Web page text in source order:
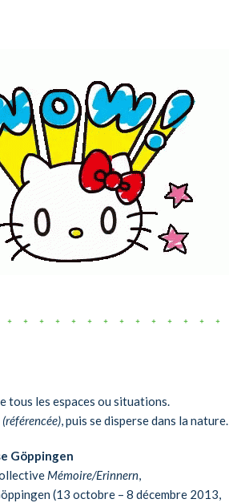
tous les espaces ou situations.
, puis se disperse dans la nature.
Göppingen
Mémoire/Erinnern,
(13 octobre – 8 décembre 2013,